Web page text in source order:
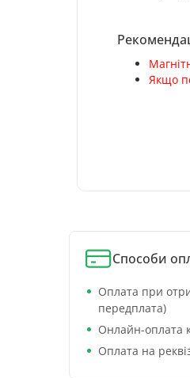
Якщо
Способи
Оплата при
передплата)
Онлайн-оплата
Оплата на